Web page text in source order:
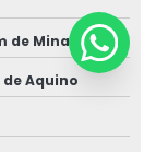
de Minas
de Aquino